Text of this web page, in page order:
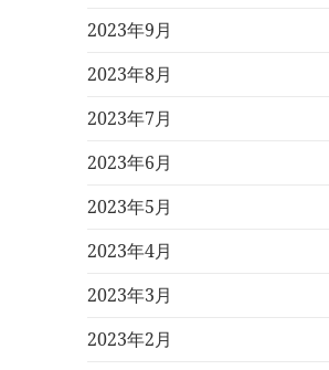
2023年9月
2023年8月
2023年7月
2023年6月
2023年5月
2023年4月
2023年3月
2023年2月